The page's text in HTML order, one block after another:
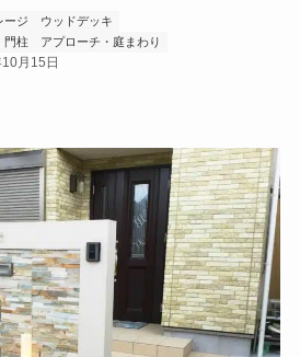
ージ
ウッドデッキ
門柱 アプローチ・庭まわり
月15日